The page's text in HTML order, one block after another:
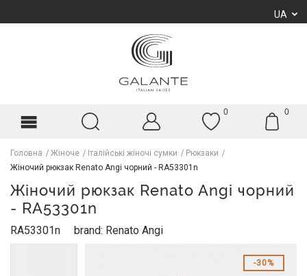
UA
0 0
Головна Жіноче Італійські жіночі сумки
Рюкзаки
Жіночий рюкзак Renato Angi чорний - RA53301n
Жіночий рюкзак Renato Angi чорний
- RA53301n
RA53301n brand: Renato Angi
30%